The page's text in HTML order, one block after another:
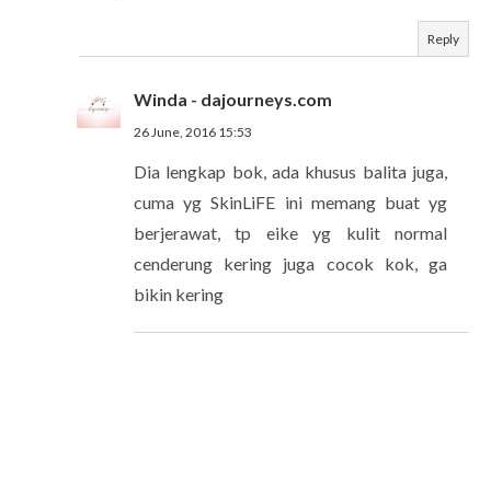
Reply
Winda - dajourneys.com
26 June, 2016 15:53
Dia lengkap bok, ada khusus balita juga,
cuma yg SkinLiFE ini memang buat yg
berjerawat, tp eike yg kulit normal
cenderung kering juga cocok kok, ga
bikin kering